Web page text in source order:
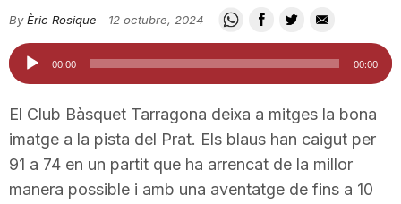
i
t
a
By Èric Rosique - 12 octubre, 2024
Reproductor
d'àudio
00:00 00:00
El Club Bàsquet Tarragona deixa a mitges la bona
imatge a la pista del Prat. Els blaus han caigut per
91 a 74 en un partit que ha arrencat de la millor
manera possible i amb una aventatge de fins a 10